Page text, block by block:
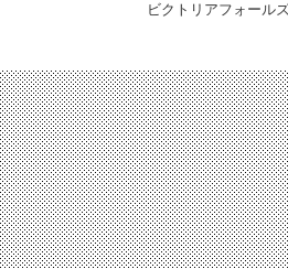
ビクトリアフォール